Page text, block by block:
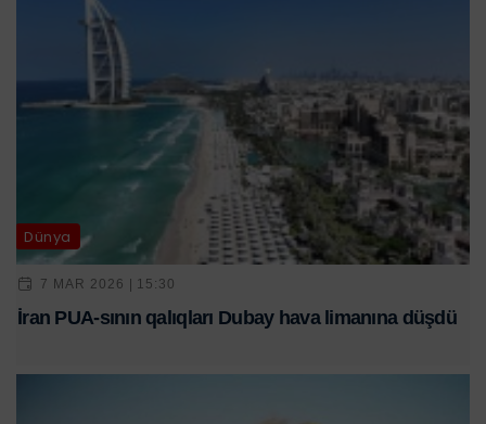
Dünya
7 MAR 2026 | 15:30
İran PUA-sının qalıqları Dubay hava limanına düşdü